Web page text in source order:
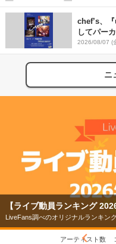
chef’s、
してパー
2026/08/07 (
ニ
【ライブ動員ランキング
LiveFans調べのオリジナルランキング
アーティスト数